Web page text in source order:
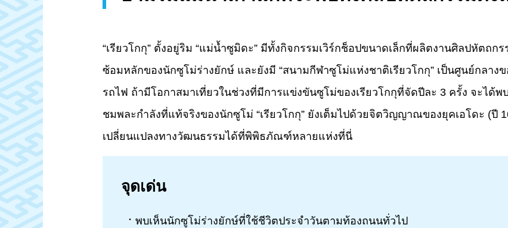
“เรียวโกกุ” ตั้งอยู่ริม “แม่น้ำซูมิดะ” มีทั้งกิจกรรมเวิร์กช็อปขนาดเล็กที่ผลิตงานศิลปหัตถก
ซ้อมหลักของนักซูโม่ร่างยักษ์ และยังมี “สนามกีฬาซูโม่แห่งชาติเรียวโกกุ” เป็นศูนย์กลา
รถไฟ ถ้ามีโอกาสมาเที่ยวในช่วงที่มีการแข่งขันซูโม่ของเรียวโกกุที่จัดปีละ 3 ครั้ง จะได้พ
ชมพละกำลังที่แท้จริงของนักซูโม่ “เรียวโกกุ” ยังเต็มไปด้วยจิตวิญญาณของยุคเอโดะ (ปี
เปลี่ยนแปลงทางวัฒนธรรมได้ที่พิพิธภัณฑ์หลายแห่งที่นี่
จุดเด่น
พบเห็นนักซูโม่ร่างยักษ์ที่ใช้ชีวิตประจำวันตามท้องถนนทั่วไป